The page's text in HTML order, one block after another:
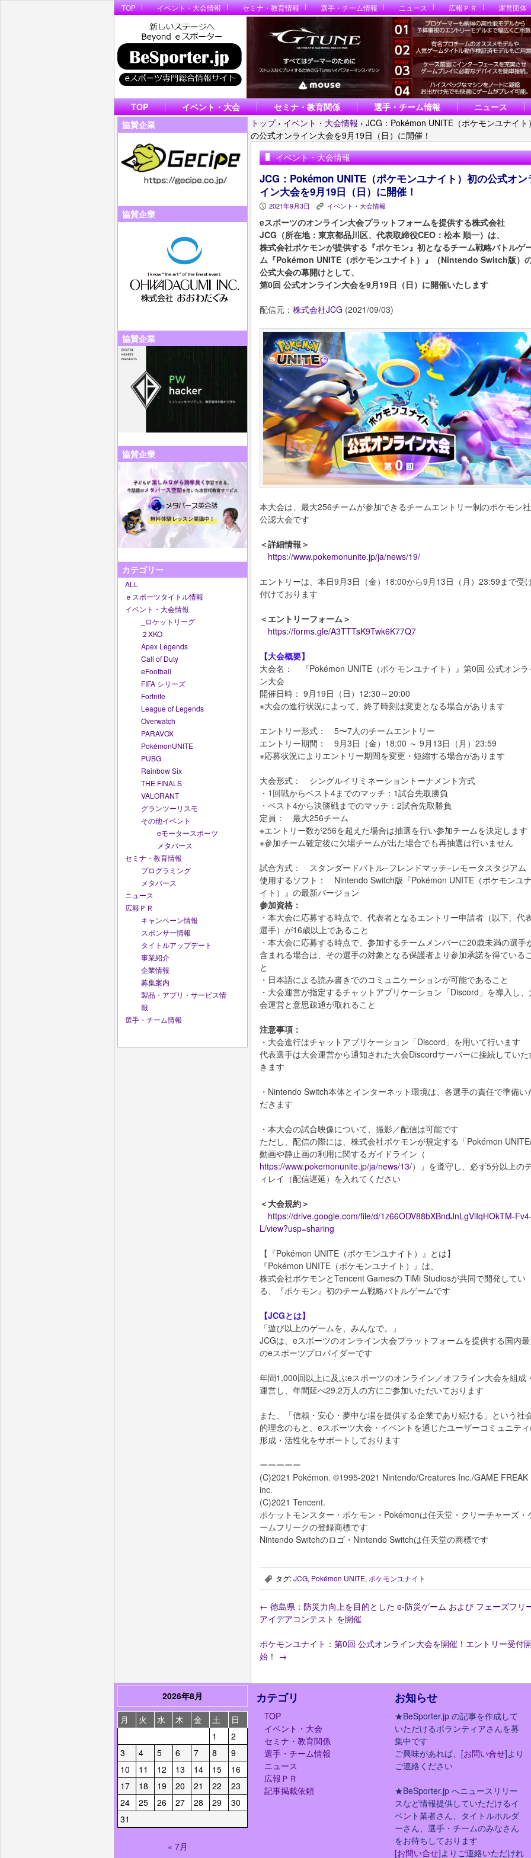
TOP イベント・大会情報 セミナ・教育情報 選手・チーム情報 ニュース 広報ＰＲ 運営団体
TOP イベント・大会 セミナ・教育関係 選手・チーム情報 ニュース
協賛企業
協賛企業
協賛企業
協賛企業
カテゴリー
ALL
ｅスポーツタイトル情報
イベント・大会情報
_ロケットリーグ
２XKO
Apex Legends
Call of Duty
eFootball
FIFA シリーズ
Fortnite
League of Legends
Overwatch
PARAVOX
PokémonUNITE
PUBG
Rainbow Six
THE FINALS
VALORANT
グランツーリスモ
その他イベント
eモータースポーツ
メタバース
セミナ・教育情報
プログラミング
メタバース
ニュース
広報ＰＲ
キャンペーン情報
スポンサー情報
タイトルアップデート
事業紹介
企業情報
募集案内
製品・アプリ・サービス情
報
選手・チーム情報
トップ › イベント・大会情報 › JCG：Pokémon UNITE（ポケモンユナイト
の公式オンライン大会を9月19日（日）に開催！
イベント・大会情報
JCG：Pokémon UNITE（ポケモンユナイト）初の公式オン
イン大会を9月19日（日）に開催！
P 2021年9月3日 K イベント・大会情報
eスポーツのオンライン大会プラットフォームを提供する株式会社
JCG（所在地：東京都品川区、代表取締役CEO：松本 順一）は、
株式会社ポケモンが提供する『ポケモン』初となるチーム戦略バトルゲ
ム『Pokémon UNITE（ポケモンユナイト）』（Nintendo Switch版）
公式大会の幕開けとして、
第0回 公式オンライン大会を9月19日（日）に開催いたします
配信元： 株式会社JCG (2021/09/03)
本大会は、最大256チームが参加できるチームエントリー制のポケモン社
公認大会です
＜詳細情報＞
https://www.pokemonunite.jp/ja/news/19/
エントリーは、本日9月3日（金）18:00から9月13日（月）23:59まで受
付けております
＜エントリーフォーム＞
https://forms.gle/A3TTTsK9Twk6K77Q7
【大会概要】
大会名： 『Pokémon UNITE（ポケモンユナイト）』第0回 公式オンラ
ン大会
開催日時： 9月19日（日）12:30～20:00
※大会の進行状況によって、終了時刻は変更となる場合があります
エントリー形式： 5〜7人のチームエントリー
エントリー期間： 9月3日（金）18:00 ～ 9月13日（月）23:59
※応募状況によりエントリー期間を変更・短縮する場合があります
大会形式： シングルイリミネーショントーナメント方式
・1回戦からベスト4までのマッチ：1試合先取勝負
・ベスト4から決勝戦までのマッチ：2試合先取勝負
定員： 最大256チーム
※エントリー数が256を超えた場合は抽選を行い参加チームを決定します
※参加チーム確定後に欠場チームが出た場合でも再抽選は行いません
試合方式： スタンダードバトル−フレンドマッチ−レモータスタジアム
使用するソフト： Nintendo Switch版『Pokémon UNITE（ポケモンユナ
イト）』の最新バージョン
参加資格：
・本大会に応募する時点で、代表者となるエントリー申請者（以下、代
選手）が16歳以上であること
・本大会に応募する時点で、参加するチームメンバーに20歳未満の選手
含まれる場合は、その選手の対象となる保護者より参加承諾を得ているこ
と
・日本語による読み書きでのコミュニケーションが可能であること
・大会運営が指定するチャットアプリケーション「Discord」を導入し、
会運営と意思疎通が取れること
注意事項：
・大会進行はチャットアプリケーション「Discord」を用いて行います
代表選手は大会運営から通知された大会Discordサーバーに接続していた
きます
・Nintendo Switch本体とインターネット環境は、各選手の責任で準備い
だきます
・本大会の試合映像について、撮影／配信は可能です
ただし、配信の際には、株式会社ポケモンが規定する「Pokémon
動画や静止画の利用に関するガイドライン（
https://www.pokemonunite.jp/ja/news/13/）」を遵守し、必ず5分以上の
ィレイ（配信遅延）を入れてください
＜大会規約＞
https://drive.google.com/file/d/1z66ODV88bXBndJnLgViIqHOkTM-Fv4-
L/view?usp=sharing
【『Pokémon UNITE（ポケモンユナイト）』とは】
『Pokémon UNITE（ポケモンユナイト）』は、
株式会社ポケモンとTencent Gamesの TiMi Studiosが共同で開発してい
る、『ポケモン』初のチーム戦略バトルゲームです
【JCGとは】
「遊び以上のゲームを、みんなで。」
JCGは、eスポーツのオンライン大会プラットフォームを提供する国内
のeスポーツプロバイダーです
年間1,000回以上に及ぶeスポーツのオンライン／オフライン大会を組成・
運営し、年間延べ29.2万人の方にご参加いただいております
また、「信頼・安心・夢中な場を提供する企業であり続ける」という社
的理念のもと、eスポーツ大会・イベントを通じたユーザーコミュニテ
形成・活性化をサポートしております
ーーーーー
(C)2021 Pokémon. ©1995-2021 Nintendo/Creatures Inc./GAME FREAK
inc.
(C)2021 Tencent.
ポケットモンスター・ポケモン・Pokémonは任天堂・クリーチャーズ・
ームフリークの登録商標です
Nintendo Switchのロゴ・Nintendo Switchは任天堂の商標です
, タグ:JCG, Pokémon UNITE, ポケモンユナイト
← 徳島県：防災力向上を目的とした e-防災ゲーム および フェーズフリ
アイデアコンテスト を開催
ポケモンユナイト：第0回 公式オンライン大会を開催！エントリー受付開
始！ →
2026年8月
月
火 水 木 金 土
日
1
2
3
4 5 6 7 8
9
10
11 12 13 14 15
16
17
18 19 20 21 22
23
24
25 26 27 28 29
30
31
« 7月
カテゴリ
TOP
イベント・大会
セミナ・教育関係
選手・チーム情報
ニュース
広報ＰＲ
記事掲載依頼
お知らせ
★BeSporter.jp の記事を作成して
いただけるボランティアさんを募
集中です
ご興味があれば、[お問い合せ]より
ご連絡ください
★BeSporter.jp へニュースリリー
スなど情報提供していただけるイ
ベント業者さん、タイトルホルダ
ーさん、選手・チームのみなさん
をお待ちしております
[お問い合せ]よりご連絡いただけれ